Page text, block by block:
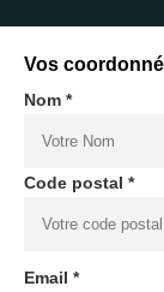
Vos
Nom *
Code postal *
Email *